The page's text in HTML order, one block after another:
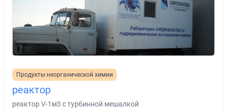
Продукты неорганической химии
реактор
реактор V-1м3 с турбинной мешалкой